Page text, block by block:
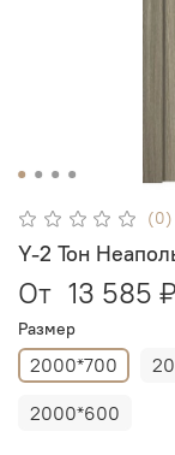
(0)
Y-2 Тон
От 13 585 ₽
Размер
2000*700
2000*600